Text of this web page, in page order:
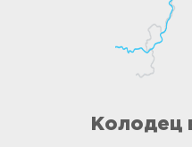
Колодец